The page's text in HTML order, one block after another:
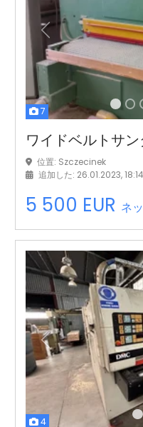
7
前の
ワイドベルトサン
位置: Szczecinek
追加した: 26.01.2023, 18:14
5 500 EUR ネ
4
前の